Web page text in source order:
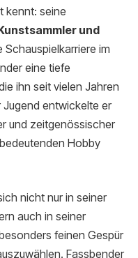
kennt: seine
und
Schauspielkarriere im
eine tiefe
ihn seit vielen Jahren
entwickelte er
und zeitgenössischer
Hobby
nicht nur in seiner
auch in seiner
feinen Gespür
Fassbender